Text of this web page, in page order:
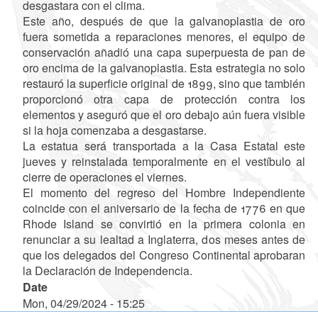
desgastara con el clima.
Este año, después de que la galvanoplastia de oro
fuera sometida a reparaciones menores, el equipo de
conservación añadió una capa superpuesta de pan de
oro encima de la galvanoplastia. Esta estrategia no solo
restauró la superficie original de 1899, sino que también
proporcionó otra capa de protección contra los
elementos y aseguró que el oro debajo aún fuera visible
si la hoja comenzaba a desgastarse.
La estatua será transportada a la Casa Estatal este
jueves y reinstalada temporalmente en el vestíbulo al
cierre de operaciones el viernes.
El momento del regreso del Hombre Independiente
coincide con el aniversario de la fecha de 1776 en que
Rhode Island se convirtió en la primera colonia en
renunciar a su lealtad a Inglaterra, dos meses antes de
que los delegados del Congreso Continental aprobaran
la Declaración de Independencia.
Date
Mon, 04/29/2024 - 15:25